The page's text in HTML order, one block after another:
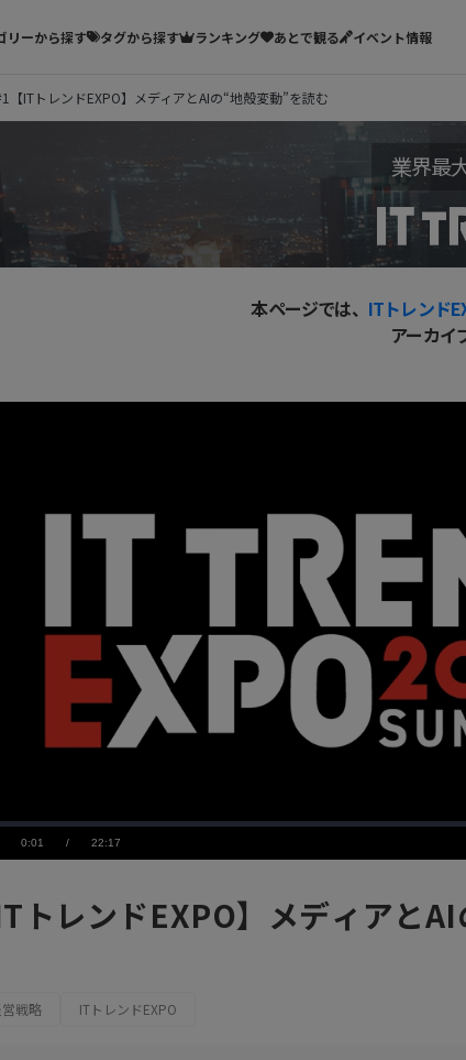
リーから探す タグから探す ランキング あとで観る イベント情報
【ITトレンドEXPO】メディアとAIの“地殻変動”を読む
業界最
本ページでは、 ITトレンド
アーカイ
Current
0:01 / Duration
22:17
トレンドEXPO】メディアと
戦略 ITトレンドEXPO